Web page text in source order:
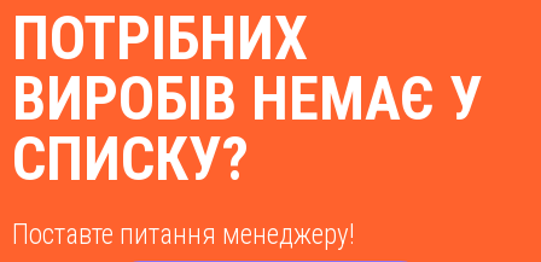
ПОТРІБНИХ
ВИРОБІВ НЕМАЄ У
СПИСКУ?
Поставте питання менеджеру!